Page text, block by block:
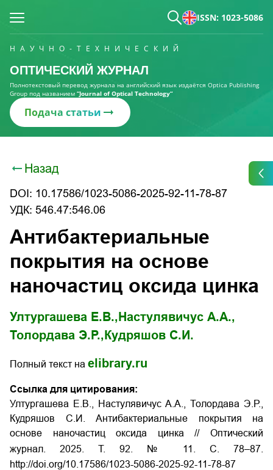
ISSN: 1023-5086
НАУЧНО-ТЕХНИЧЕСКИЙ
ОПТИЧЕСКИЙ ЖУРНАЛ
Полнотекстовый перевод журнала на английский язык издаётся Optica Publishing
Group под названием “Journal of Optical Technology“
Подача статьи
Назад
DOI: 10.17586/1023-5086-2025-92-11-78-87
УДК: 546.47:546.06
Антибактериальные
покрытия на основе
наночастиц оксида цинка
Ултургашева Е.В., Настулявичус А.А.,
Толордава Э.Р., Кудряшов С.И.
Полный текст на elibrary.ru
Ссылка для цитирования:
Ултургашева Е.В., Настулявичус А.А., Толордава Э.Р.,
Кудряшов С.И. Антибактериальные покрытия на
основе наночастиц оксида цинка // Оптический
журнал. 2025. Т. 92. № 11. С. 78–87.
http://doi.org/10.17586/1023-5086-2025-92-11-78-87